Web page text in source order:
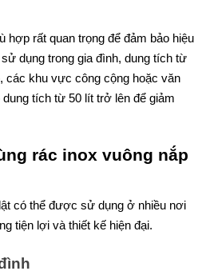
hợp rất quan trọng để đảm bảo hiệu
dụng trong gia đình, dung tích từ
các khu vực công cộng hoặc văn
tích từ 50 lít trở lên để giảm
rác inox vuông nắp
có thể được sử dụng ở nhiều nơi
tiện lợi và thiết kế hiện đại.